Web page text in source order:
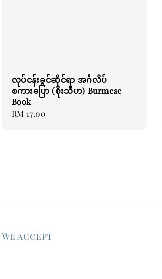
လုပ်ငန်းခွင်ဆိုင်ရာ အင်္ဂလိပ်
စကားပြော (စိုးသီဟ) Burmese
Book
Regular
RM 17.00
We accept